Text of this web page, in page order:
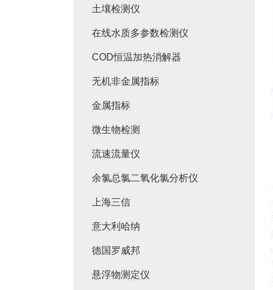
土壤检测仪
在线水质多参数检测仪
COD恒温加热消解器
无机非金属指标
金属指标
微生物检测
流速流量仪
余氯总氯二氧化氯分析仪
上海三信
意大利哈纳
德国罗威邦
悬浮物测定仪